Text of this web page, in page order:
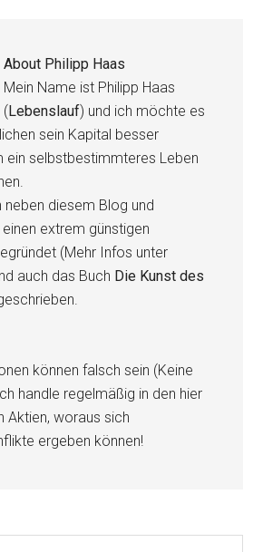
About Philipp Haas
Mein Name ist Philipp Haas
(Lebenslauf) und ich möchte es
sein Kapital besser
ein selbstbestimmteres Leben
neben diesem Blog und
extrem günstigen
(Mehr Infos unter
auch das Buch Die Kunst des
können falsch sein (Keine
handle regelmäßig in den hier
Aktien, woraus sich
ergeben können!